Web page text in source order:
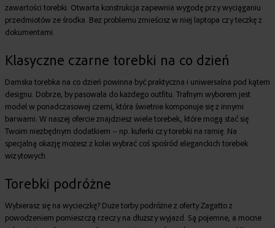
zawartości torebki. Otwarta konstrukcja zapewnia wygodę przy wyciąganiu
przedmiotów ze środka. Bez problemu zmieścisz w niej laptopa czy teczkę z
dokumentami.
Klasyczne czarne torebki na co dzień
Damska torebka na co dzień powinna być praktyczna i uniwersalna pod kątem
designu. Dobrze, by pasowała do każdego outfitu. Trafnym wyborem jest
model w ponadczasowej czerni, która świetnie komponuje się z innymi
barwami. W naszej ofercie znajdziesz wiele torebek, które mogą stać się
Twoim niezbędnym dodatkiem – np. kuferki czytorebki na ramię. Na
specjalną okazję możesz z kolei wybrać coś spośród eleganckich torebek
wizytowych.
Torebki podróżne
Wybierasz się na wycieczkę? Duże torby podróżne z oferty Zagatto z
powodzeniem pomieszczą rzeczy na dłuższy wyjazd. Są pojemne, a mocne